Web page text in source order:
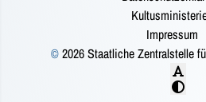
Impressum
©2026 Staatliche Zentralstelle